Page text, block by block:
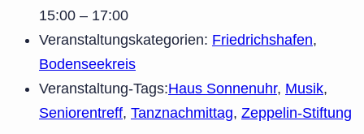
15:00 – 17:00
Veranstaltungskategorien: Friedrichshafen,
Bodenseekreis
Veranstaltung-Tags:Haus Sonnenuhr, Musik,
Seniorentreff, Tanznachmittag, Zeppelin-Stiftung